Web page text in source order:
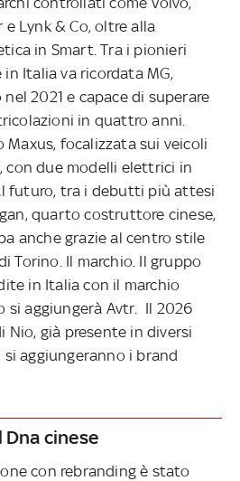
e Lynk & Co, oltre alla
in Smart. Tra i pionieri
Italia va ricordata MG,
2021 e capace di superare
in quattro anni.
focalizzata sui veicoli
con due modelli elettrici in
futuro, tra i debutti più attesi
quarto costruttore cinese,
anche grazie al centro stile
Torino. Il marchio. Il gruppo
in Italia con il marchio
si aggiungerà Avtr. Il 2026
Nio, già presente in diversi
si aggiungeranno i brand
cinese
con rebranding è stato